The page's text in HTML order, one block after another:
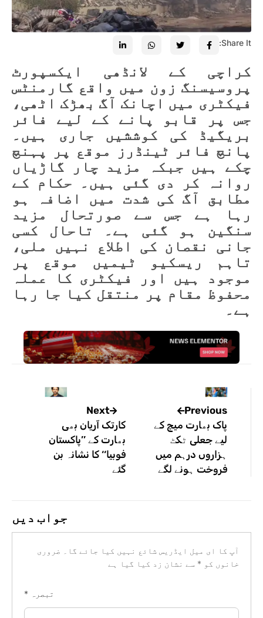
Share It:
کراچی کے لانڈھی ایکسپورٹ
پروسیسنگ زون میں واقع گارمنٹس
فیکٹری میں اچانک آگ بھڑک اٹھی،
جس پر قابو پانے کے لیے فائر
بریگیڈ کی کوششیں جاری ہیں۔
پانچ فائر ٹینڈرز موقع پر پہنچ
چکے ہیں جبکہ مزید چار گاڑیاں
روانہ کر دی گئی ہیں۔ حکام کے
مطابق آگ کی شدت میں اضافہ ہو
رہا ہے جس سے صورتحال مزید
سنگین ہو گئی ہے۔ تاحال کسی
جانی نقصان کی اطلاع نہیں ملی،
تاہم ریسکیو ٹیمیں موقع پر
موجود ہیں اور فیکٹری کا عملہ
محفوظ مقام پر منتقل کیا جا رہا
ہے۔
Previous
پاک بھارت میچ کے
لیے جعلی ٹکٹ
ہزاروں درہم میں
فروخت ہونے لگے
Next
کارتک آریان بھی
بھارت کے ’’پاکستان
فوبیا‘‘ کا نشانہ بن
گئے
جواب دیں
آپ کا ای میل ایڈریس شائع نہیں کیا جائے گا۔
ضروری
خانوں کو * سے نشان زد کیا گیا ہے
تبصرہ *